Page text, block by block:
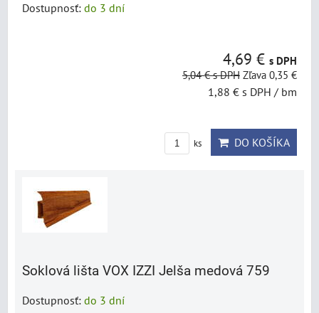
Dostupnosť: do 3 dní
4,69 € s DPH
5,04 €s DPH Zľava 0,35 €
1,88 € s DPH / bm
ks DO KOŠÍKA
Soklová lišta VOX IZZI Jelša medová 759
Dostupnosť: do 3 dní